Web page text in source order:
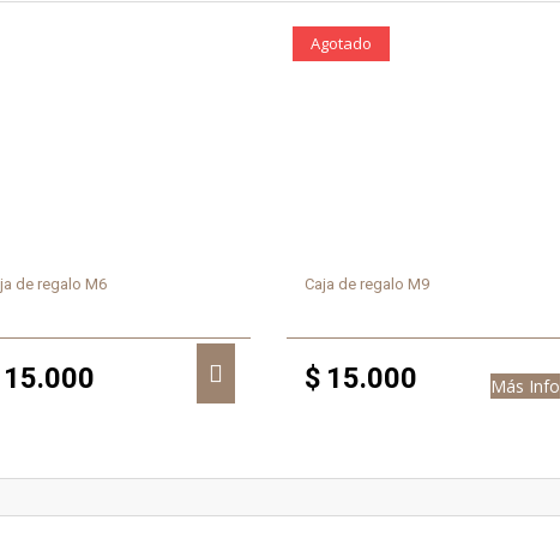
de regalo M6
15.000
Agotado
Caja de regalo M9
$ 15.000 Más Info